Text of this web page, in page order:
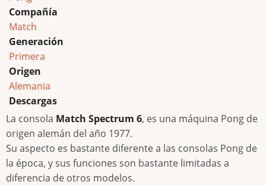
Compañía
Match
Generación
Primera
Origen
Alemania
Descargas
La consola Match Spectrum 6, es una máquina Pong de
origen alemán del año 1977.
Su aspecto es bastante diferente a las consolas Pong de
la época, y sus funciones son bastante limitadas a
diferencia de otros modelos.